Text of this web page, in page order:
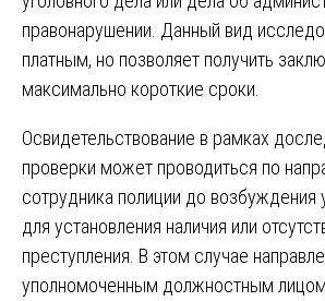
правонарушении. Данный вид
платным, но позволяет получить
максимально короткие сроки.
Освидетельствование в рамках
проверки может проводиться по
сотрудника полиции до возбуждения
для установления наличия или
преступления. В этом случае
уполномоченным должностным